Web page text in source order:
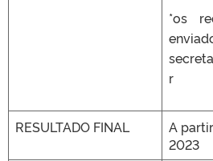
*os
r
RESULTADO FINAL
A
2023